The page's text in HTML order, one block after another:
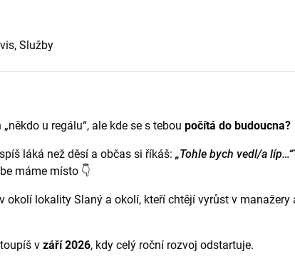
Služby
u regálu“, ale kde se s tebou počítá do budoucna?
láká než děsí a občas si říkáš: „Tohle bych vedl/a líp…“
máme místo 👇
v okolí lokality Slaný a okolí, kteří chtějí vyrůst v manažery
v září 2026, kdy celý roční rozvoj odstartuje.